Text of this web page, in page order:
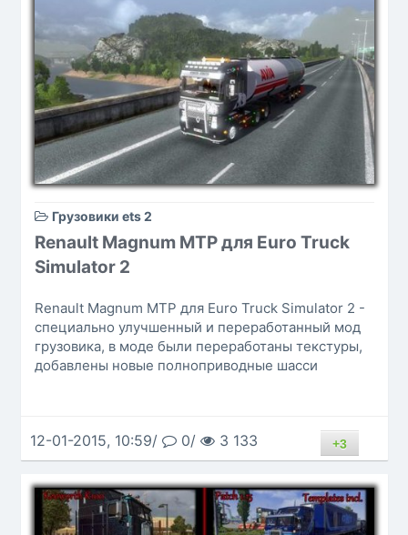
Грузовики ets 2
Renault Magnum MTP для Euro Truck
Simulator 2
Renault Magnum MTP для Euro Truck Simulator 2 -
специально улучшенный и переработанный мод
грузовика, в моде были переработаны текстуры,
добавлены новые полноприводные шасси
12-01-2015, 10:59/ 0/ 3 133 +3